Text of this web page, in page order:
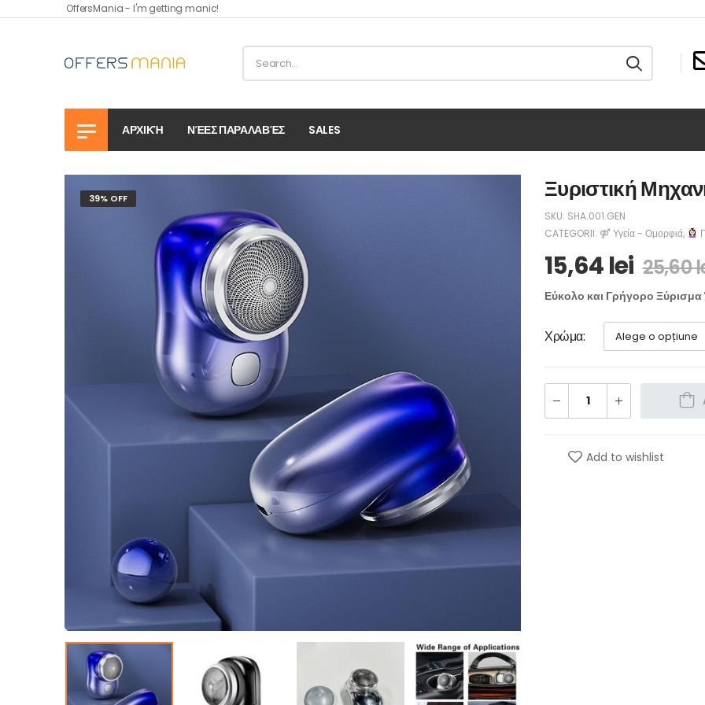
OffersMania - I'm getting manic!
ΑΡΧΙΚΉ ΝΈΕΣ ΠΑΡΑΛΑΒΈΣ SALES
39% OFF Ξυριστική
SKU: SHA.001.GEN
CATEGORII: ⚤ Υγεία - Ομορφιά,
15,64lei 25,60
Εύκολο και Γρήγορο
Χρώμα
Add to wishlist